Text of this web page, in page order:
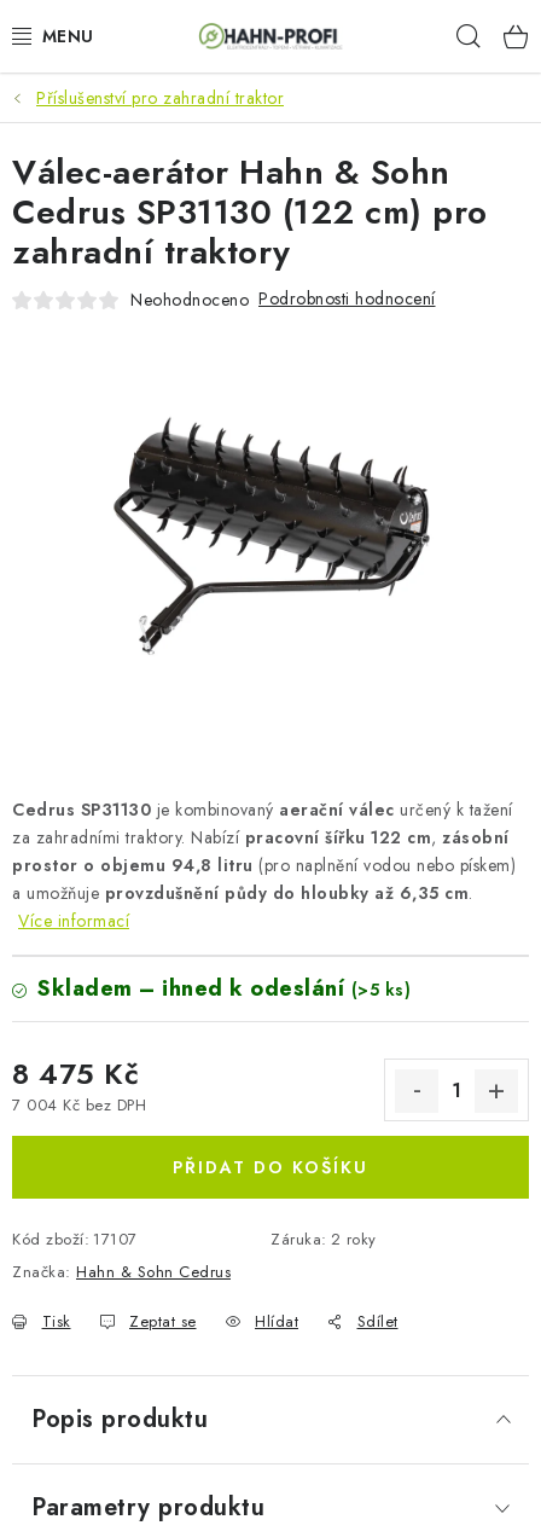
na
KLIMATIZACE
ELEKTROCENTRÁLY
ZAHRADNÍ TECHNIKA
STAVEBNÍ TECHNIKA
AKUMULAČNÍ KAMNA
ELEKTRICKÉ KRBY
Náhradní díly Könner & Söhnen
Reklamační řád
Slovník pojmů
Zpětný odběr elektrozařízení a baterií
Návody
Novinky Blog Reference Katalog
Příslušenství pro zahradní traktor
Cedrus SP31130 je kombinovaný aerační válec určený k tažení
za zahradními traktory. Nabízí pracovní šířku 122 cm, zásobní
prostor o objemu 94,8 litru (pro naplnění vodou nebo pískem)
a umožňuje provzdušnění půdy do hloubky až 6,35 cm.
Více informací
Skladem – ihned k odeslání (>5 ks)
8 475 Kč
7 004 Kč bez DPH
PŘIDAT DO KOŠÍKU
Kód zboží: 17107 Záruka: 2 roky
Značka: Hahn & Sohn Cedrus
Tisk Zeptat se Hlídat Sdílet
Válec-aerátor Hahn & Sohn
Cedrus SP31130 (122 cm) pro
zahradní traktory
Neohodnoceno Podrobnosti hodnocení
Popis produktu
Parametry produktu